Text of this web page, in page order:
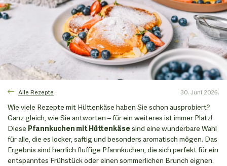
Alle Rezepte 30. Juni 2026.
Wie viele Rezepte mit Hüttenkäse haben Sie schon ausprobiert?
Ganz gleich, wie Sie antworten – für ein weiteres ist immer Platz!
Diese Pfannkuchen mit Hüttenkäse sind eine wunderbare Wahl
für alle, die es locker, saftig und besonders aromatisch mögen. Das
Ergebnis sind herrlich fluffige Pfannkuchen, die sich perfekt für ein
entspanntes Frühstück oder einen sommerlichen Brunch eignen.